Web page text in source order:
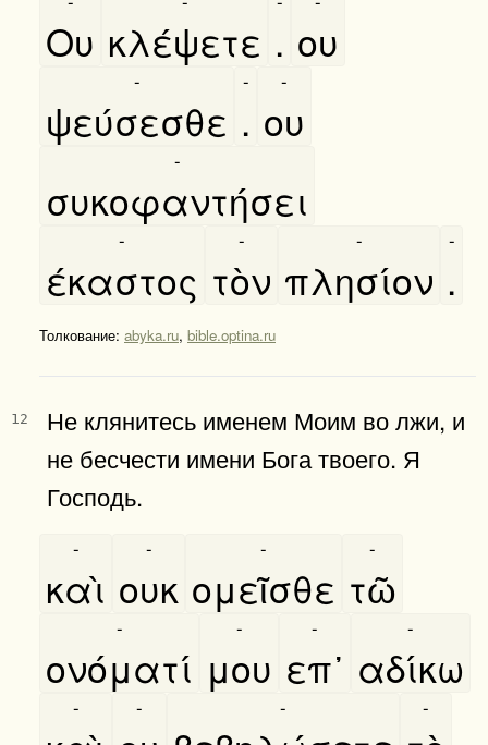
Ου κλέψετε . ου
ψεύσεσθε
-
.
-
ου
-
συκοφαντήσει
-
έκαστος
-
τὸν
-
πλησίον
-
.
-
Толкование: abyka.ru, bible.optina.ru
12
Не клянитесь именем Моим во лжи, и
не бесчести имени Бога твоего. Я
Господь.
καὶ
-
ουκ
-
ομεῖσθε
-
τῶ
-
ονόματί
-
μου
-
επ᾿
-
αδίκω
-
- - - -